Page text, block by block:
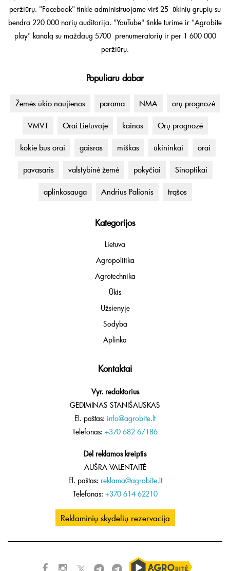
peržiūrų. "Facebook" tinkle administruojame virš 25 ūkinių grupių su
bendra 220 000 narių auditorija. "YouTube" tinkle turime ir "Agrobitė
play" kanalą su maždaug 5700 prenumeratorių ir per 1 600 000
peržiūrų.
Populiaru dabar
Žemės ūkio naujienos parama NMA orų prognozė
VMVT Orai Lietuvoje kainos Orų prognozė
kokie bus orai gaisras miškas ūkininkai orai
pavasaris valstybinė žemė pokyčiai Sinoptikai
aplinkosauga Andrius Palionis trąšos
Kategorijos
Lietuva
Agropolitika
Agrotechnika
Ūkis
Užsienyje
Sodyba
Aplinka
Kontaktai
Vyr. redaktorius
GEDIMINAS STANIŠAUSKAS
El. paštas: info@agrobite.lt
Telefonas: +370 682 67186
Dėl reklamos kreiptis
AUŠRA VALENTAITĖ
El. paštas: reklama@agrobite.lt
Telefonas: +370 614 62210
Reklaminių skydelių rezervacija